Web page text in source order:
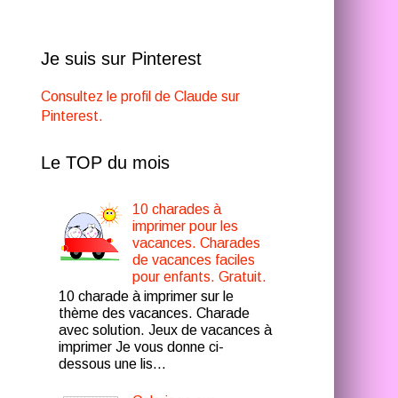
Je suis sur Pinterest
Consultez le profil de Claude sur
Pinterest.
Le TOP du mois
10 charades à
imprimer pour les
vacances. Charades
de vacances faciles
pour enfants. Gratuit.
10 charade à imprimer sur le
thème des vacances. Charade
avec solution. Jeux de vacances à
imprimer Je vous donne ci-
dessous une lis...